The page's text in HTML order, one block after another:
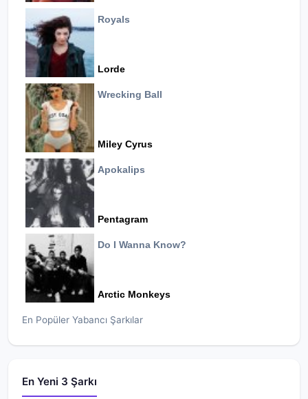
Royals
Lorde
Wrecking Ball
Miley Cyrus
Apokalips
Pentagram
Do I Wanna Know?
Arctic Monkeys
En Popüler Yabancı Şarkılar
En Yeni 3 Şarkı